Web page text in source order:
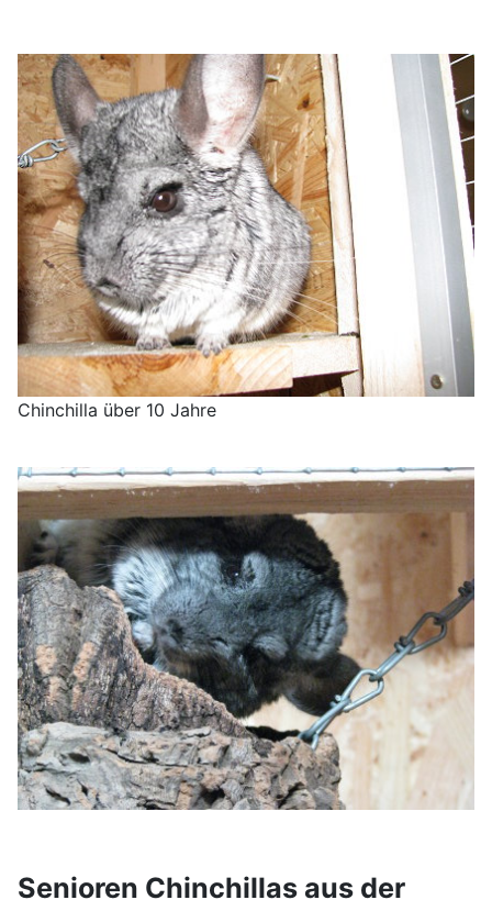
Chinchilla über 10 Jahre
Senioren Chinchillas aus der